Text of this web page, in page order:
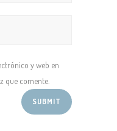
y web en
que comente.